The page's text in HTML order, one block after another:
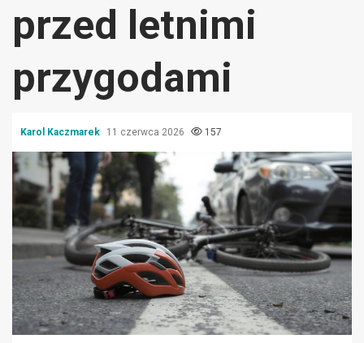
przed letnimi
przygodami
Karol Kaczmarek 11 czerwca 2026 157